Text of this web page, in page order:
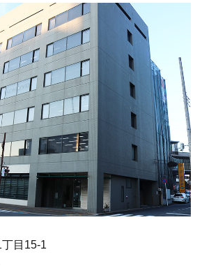
目15-1